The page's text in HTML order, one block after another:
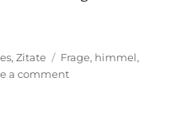
,Zitate Tags
Frage, himmel,
a commenton